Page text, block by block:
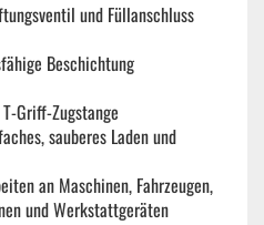
und Füllanschluss
Beschichtung
Griff-Zugstange
sauberes Laden und
an Maschinen, Fahrzeugen,
und Werkstattgeräten